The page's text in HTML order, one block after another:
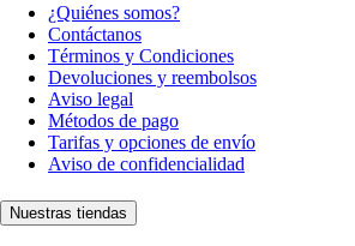
¿Quiénes somos?
Contáctanos
Términos y Condiciones
Devoluciones y reembolsos
Aviso legal
Métodos de pago
Tarifas y opciones de envío
Aviso de confidencialidad
Nuestras tiendas